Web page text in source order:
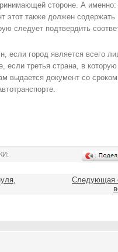
стороне. А
этот также должен
следует подтвердить
если город является всего
если третья страна, в
выдается документ со
Следующая